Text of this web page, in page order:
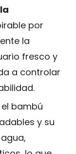
por
la
fresco y
a controlar
bambú
y su